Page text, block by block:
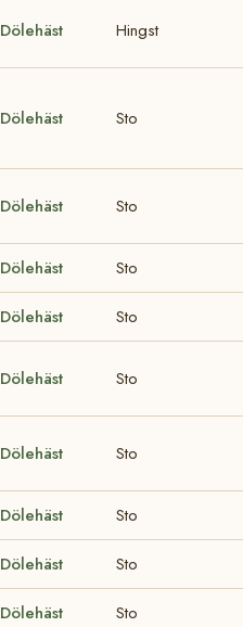
Dölehäst Hingst
Dölehäst Sto
Dölehäst Sto
Dölehäst Sto
Dölehäst Sto
Dölehäst Sto
Dölehäst Sto
Dölehäst Sto
Dölehäst Sto
Dölehäst Sto